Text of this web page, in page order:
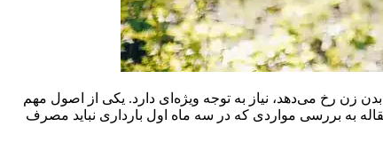
زن رخ می‌دهد، نیاز به توجه ویژه‌ای دارد. یکی از اصول مهم
به بررسی مواردی که در سه ماه اول بارداری نباید مصرف